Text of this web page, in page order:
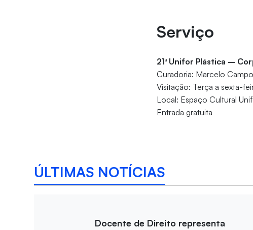
Serviço
21ª Unifor Plástica –
Curadoria: Marcelo
Visitação: Terça a sexta-
Local: Espaço Cultural
Entrada gratuita
ÚLTIMAS NOTÍCIAS
Docente de Direito representa